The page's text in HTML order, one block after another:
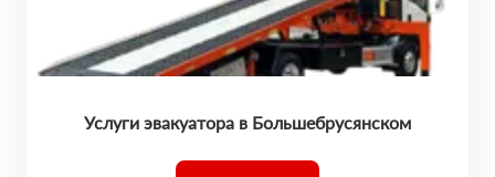
Услуги эвакуатора в Большебрусянском